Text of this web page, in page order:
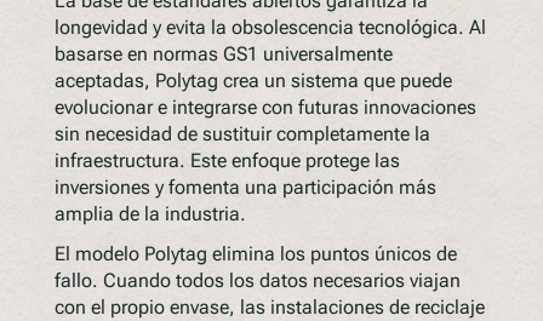
longevidad y evita la obsolescencia tecnológica. Al
basarse en normas GS1 universalmente
aceptadas, Polytag crea un sistema que puede
evolucionar e integrarse con futuras innovaciones
sin necesidad de sustituir completamente la
infraestructura. Este enfoque protege las
inversiones y fomenta una participación más
amplia de la industria.
El modelo Polytag elimina los puntos únicos de
fallo. Cuando todos los datos necesarios viajan
con el propio envase, las instalaciones de reciclaje